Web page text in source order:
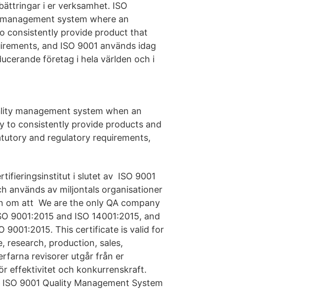
i er verksamhet. ISO
system where an
consistently provide product that
and ISO 9001 används idag
företag i hela världen och i
management system when an
to consistently provide products and
and regulatory requirements,
i slutet av ISO 9001
används av miljontals organisationer
om att We are the only QA company
9001:2015 and ISO 14001:2015, and
9001:2015. This certificate is valid for
research, production, sales,
revisorer utgår från er
effektivitet och konkurrenskraft.
9001 Quality Management System